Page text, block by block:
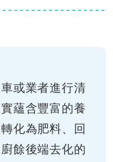
或業者進行清
蘊含豐富的養
化為肥料、回
餘後端去化的